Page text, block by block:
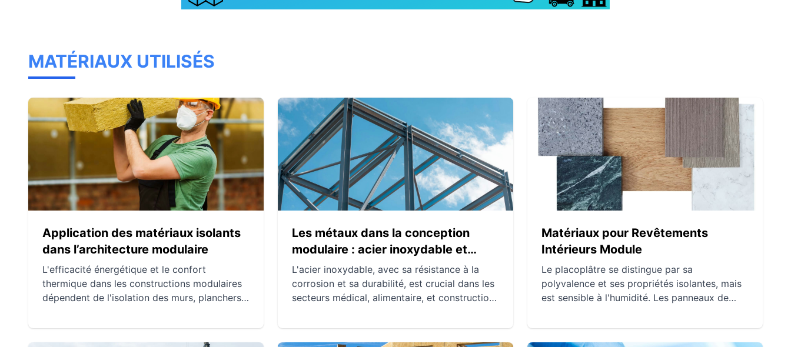
MATÉRIAUX UTILISÉS
Application des matériaux isolants
dans l’architecture modulaire
L'efficacité énergétique et le confort
thermique dans les constructions modulaires
dépendent de l'isolation des murs, planchers
que la mousse polyuréthane, la laine minérale
et les panneaux isolants rigides, sont utilisés
Les métaux dans la conception
modulaire : acier inoxydable et
aluminium
L'acier inoxydable, avec sa résistance à la
corrosion et sa durabilité, est crucial dans les
secteurs médical, alimentaire, et construction.
conductivité, joue un rôle central dans les
industries du transport, de la construction et
Matériaux pour Revêtements
Intérieurs Module
Le placoplâtre se distingue par sa
polyvalence et ses propriétés isolantes, mais
est sensible à l'humidité. Les panneaux de
performances techniques remarquables,
nécessitant cependant un entretien régulier.